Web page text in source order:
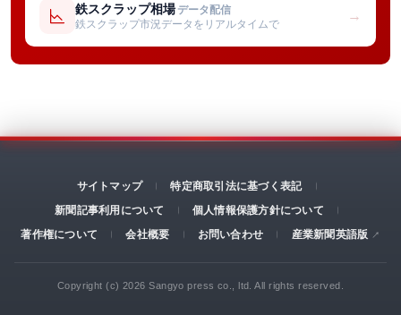
鉄スクラップ相場 データ配信
鉄スクラップ市況データをリアルタイムで
→
サイトマップ
特定商取引法に基づく表記
新聞記事利用について
個人情報保護方針について
著作権について
会社概要 お問い合わせ 産業新聞英語版
Copyright (c) 2026 Sangyo press co., ltd. All rights reserved.